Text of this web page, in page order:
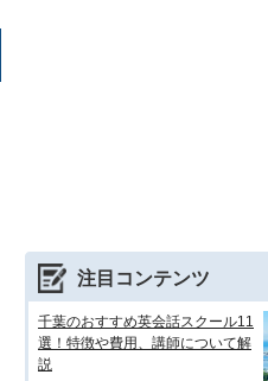
注目コンテンツ
千葉のおすすめ英会話スクール11
選！特徴や費用、講師について解
説